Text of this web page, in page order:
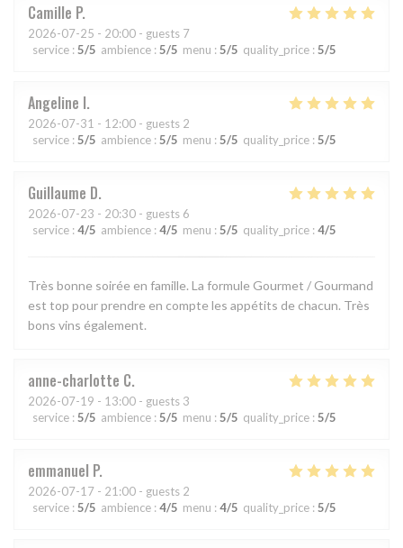
Camille P
2026-07-25 - 20:00 - guests 7
service : 5/5 ambience : 5/5 menu : 5/5 quality_price : 5/5
Angeline I
2026-07-31 - 12:00 - guests 2
service : 5/5 ambience : 5/5 menu : 5/5 quality_price : 5/5
Guillaume D
2026-07-23 - 20:30 - guests 6
service : 4/5 ambience : 4/5 menu : 5/5 quality_price : 4/5
Très bonne soirée en famille. La formule Gourmet / Gourmand
est top pour prendre en compte les appétits de chacun. Très
bons vins également.
anne-charlotte C
2026-07-19 - 13:00 - guests 3
service : 5/5 ambience : 5/5 menu : 5/5 quality_price : 5/5
emmanuel P
2026-07-17 - 21:00 - guests 2
service : 5/5 ambience : 4/5 menu : 4/5 quality_price : 5/5